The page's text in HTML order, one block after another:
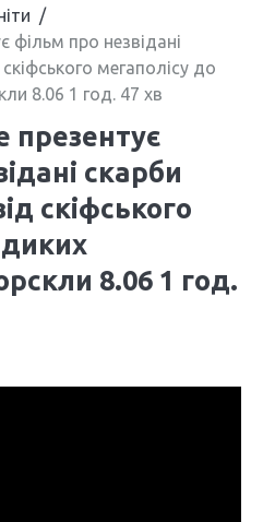
фільм про незвідані
мегаполісу до
8.06 1 год. 47 хв
презентує
скарби
скіфського
8.06 1 год.